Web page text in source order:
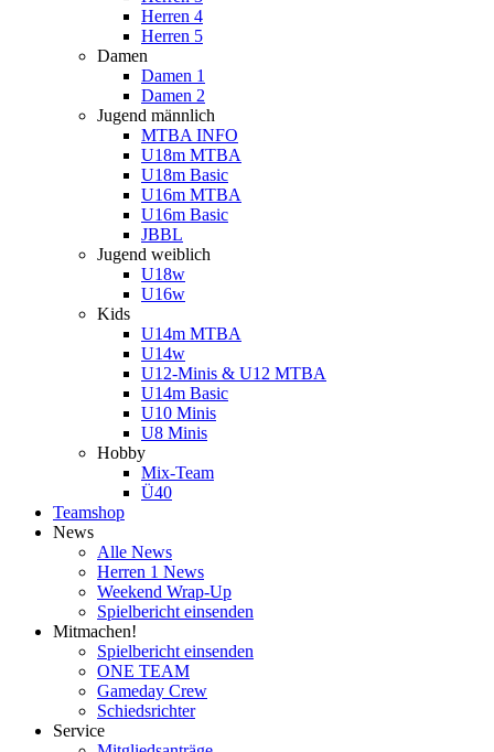
Herren 4
Herren 5
Damen
Damen 1
Damen 2
Jugend männlich
MTBA INFO
U18m MTBA
U18m Basic
U16m MTBA
U16m Basic
JBBL
Jugend weiblich
U18w
U16w
Kids
U14m MTBA
U14w
U12-Minis & U12 MTBA
U14m Basic
U10 Minis
U8 Minis
Hobby
Mix-Team
Ü40
Teamshop
News
Alle News
Herren 1 News
Weekend Wrap-Up
Spielbericht einsenden
Mitmachen!
Spielbericht einsenden
ONE TEAM
Gameday Crew
Schiedsrichter
Service